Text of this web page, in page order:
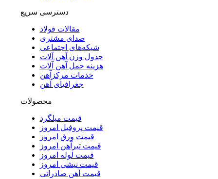
دسترسی سریع
مقالات فولاد
صدای مشتری
شبکه‌های اجتماعی
جدول وزن آهن آلات
هزینه حمل آهن آلات
خدمات مرکزآهن
جغرافیای آهن
محصولات
قیمت میلگرد
قیمت پروفیل امروز
قیمت ورق امروز
قیمت تیرآهن امروز
قیمت لوله امروز
قیمت نبشی امروز
قیمت آهن صادراتی